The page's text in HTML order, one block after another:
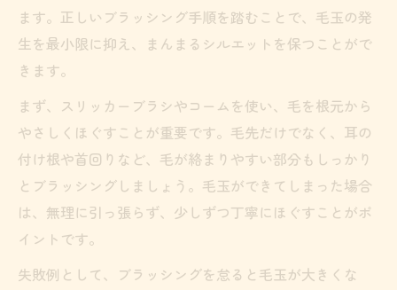
ます。正しいブラッシング手順を踏むことで、毛玉の発
生を最小限に抑え、まんまるシルエットを保つことがで
きます。
まず、スリッカーブラシやコームを使い、毛を根元から
やさしくほぐすことが重要です。毛先だけでなく、耳の
付け根や首回りなど、毛が絡まりやすい部分もしっかり
とブラッシングしましょう。毛玉ができてしまった場合
は、無理に引っ張らず、少しずつ丁寧にほぐすことがポ
イントです。
失敗例として、ブラッシングを怠ると毛玉が大きくな